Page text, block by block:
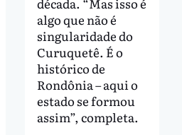
algo que não é
singularidade do
Curuquetê. É o
histórico de
Rondônia – aqui o
estado se formou
assim”, completa.